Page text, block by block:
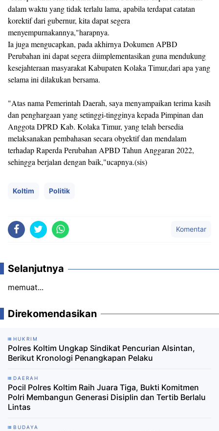
dalam waktu yang tidak terlalu lama, apabila terdapat catatan
korektif dari gubernur, kita dapat segera
menyempurnakannya,"harapnya.
Ia juga mengucapkan, pada akhirnya Dokumen APBD
Perubahan ini dapat segera diimplementasikan guna mendukung
kesejahteraan masyarakat Kabupaten Kolaka Timur,dari apa yang
selama ini dilakukan bersama.
"Atas nama Pemerintah Daerah, saya menyampaikan terima kasih
dan penghargaan yang setinggi-tingginya kepada Pimpinan dan
Anggota DPRD Kab. Kolaka Timur, yang telah bersedia
melaksanakan pembahasan secara obyektif dan mendalam
terhadap Raperda Perubahan APBD Tahun Anggaran 2022,
sehingga berjalan dengan baik,"ucapnya.(sis)
Koltim Politik
Komentar
Selanjutnya
memuat...
Direkomendasikan
HUKRIM
Polres Koltim Ungkap Sindikat Pencurian Alsintan,
Berikut Kronologi Penangkapan Pelaku
DAERAH
Pocil Polres Koltim Raih Juara Tiga, Bukti Komitmen
Polri Membangun Generasi Disiplin dan Tertib Berlalu
Lintas
BUDAYA